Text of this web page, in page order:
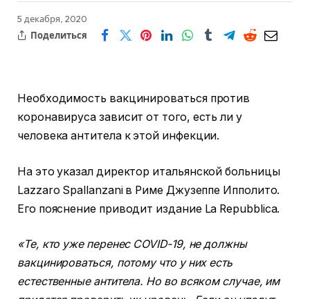
5 декабря, 2020
Поделиться
Необходимость вакцинироваться против
коронавируса зависит от того, есть ли у
человека антитела к этой инфекции.
На это указал директор итальянской больницы
Lazzaro Spallanzani в Риме Джузеппе Ипполито.
Его пояснение приводит издание La Repubblica.
«Те, кто уже перенес COVID-19, не должны
вакцинироваться, потому что у них есть
естественные антитела. Но во всяком случае, им